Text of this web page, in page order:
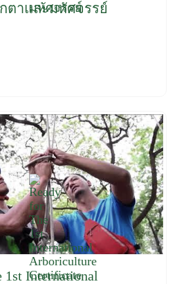
ตาและมหัศจรรย์
1st International